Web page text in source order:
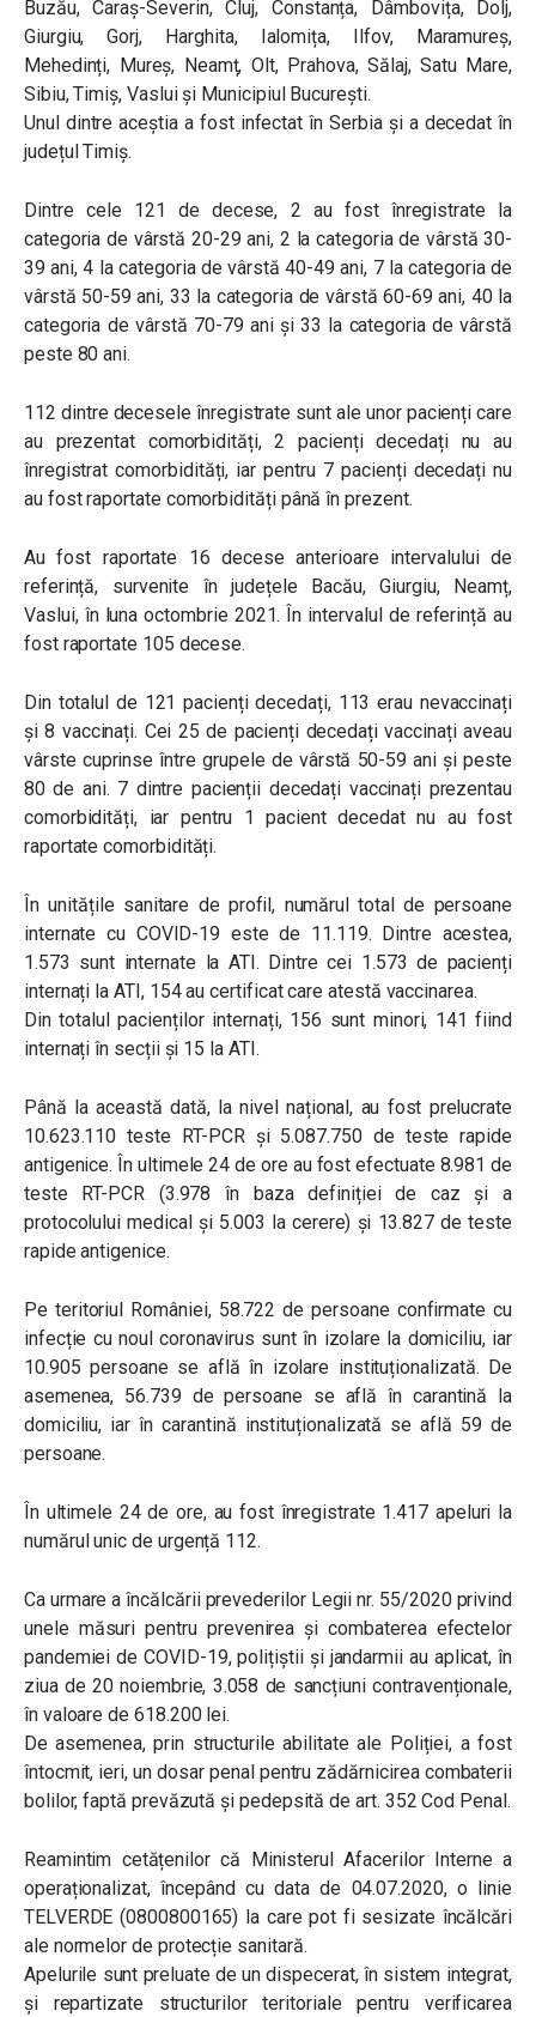
Buzău, Caraș-Severin, Cluj, Constanța, Dâmbovița, Dolj,
Giurgiu, Gorj, Harghita, Ialomița, Ilfov, Maramureș,
Mehedinți, Mureș, Neamț, Olt, Prahova, Sălaj, Satu Mare,
Sibiu, Timiș, Vaslui și Municipiul București.
Unul dintre aceștia a fost infectat în Serbia și a decedat în
județul Timiș.
Dintre cele 121 de decese, 2 au fost înregistrate la
categoria de vârstă 20-29 ani, 2 la categoria de vârstă 30-
39 ani, 4 la categoria de vârstă 40-49 ani, 7 la categoria de
vârstă 50-59 ani, 33 la categoria de vârstă 60-69 ani, 40 la
categoria de vârstă 70-79 ani și 33 la categoria de vârstă
peste 80 ani.
112 dintre decesele înregistrate sunt ale unor pacienți care
au prezentat comorbidități, 2 pacienți decedați nu au
înregistrat comorbidități, iar pentru 7 pacienți decedați nu
au fost raportate comorbidități până în prezent.
Au fost raportate 16 decese anterioare intervalului de
referință, survenite în județele Bacău, Giurgiu, Neamț,
Vaslui, în luna octombrie 2021. În intervalul de referință au
fost raportate 105 decese.
Din totalul de 121 pacienți decedați, 113 erau nevaccinați
și 8 vaccinați. Cei 25 de pacienți decedați vaccinați aveau
vârste cuprinse între grupele de vârstă 50-59 ani și peste
80 de ani. 7 dintre pacienții decedați vaccinați prezentau
comorbidități, iar pentru 1 pacient decedat nu au fost
raportate comorbidități.
În unitățile sanitare de profil, numărul total de persoane
internate cu COVID-19 este de 11.119. Dintre acestea,
1.573 sunt internate la ATI. Dintre cei 1.573 de pacienți
internați la ATI, 154 au certificat care atestă vaccinarea.
Din totalul pacienților internați, 156 sunt minori, 141 fiind
internați în secții și 15 la ATI.
Până la această dată, la nivel național, au fost prelucrate
10.623.110 teste RT-PCR și 5.087.750 de teste rapide
antigenice. În ultimele 24 de ore au fost efectuate 8.981 de
teste RT-PCR (3.978 în baza definiției de caz și a
protocolului medical și 5.003 la cerere) și 13.827 de teste
rapide antigenice.
Pe teritoriul României, 58.722 de persoane confirmate cu
infecție cu noul coronavirus sunt în izolare la domiciliu, iar
10.905 persoane se află în izolare instituționalizată. De
asemenea, 56.739 de persoane se află în carantină la
domiciliu, iar în carantină instituționalizată se află 59 de
persoane.
În ultimele 24 de ore, au fost înregistrate 1.417 apeluri la
numărul unic de urgență 112.
Ca urmare a încălcării prevederilor Legii nr. 55/2020 privind
unele măsuri pentru prevenirea și combaterea efectelor
pandemiei de COVID-19, polițiștii și jandarmii au aplicat, în
ziua de 20 noiembrie, 3.058 de sancțiuni contravenționale,
în valoare de 618.200 lei.
De asemenea, prin structurile abilitate ale Poliției, a fost
întocmit, ieri, un dosar penal pentru zădărnicirea combaterii
bolilor, faptă prevăzută și pedepsită de art. 352 Cod Penal.
Reamintim cetățenilor că Ministerul Afacerilor Interne a
operaționalizat, începând cu data de 04.07.2020, o linie
TELVERDE (0800800165) la care pot fi sesizate încălcări
ale normelor de protecție sanitară.
Apelurile sunt preluate de un dispecerat, în sistem integrat,
și repartizate structurilor teritoriale pentru verificarea